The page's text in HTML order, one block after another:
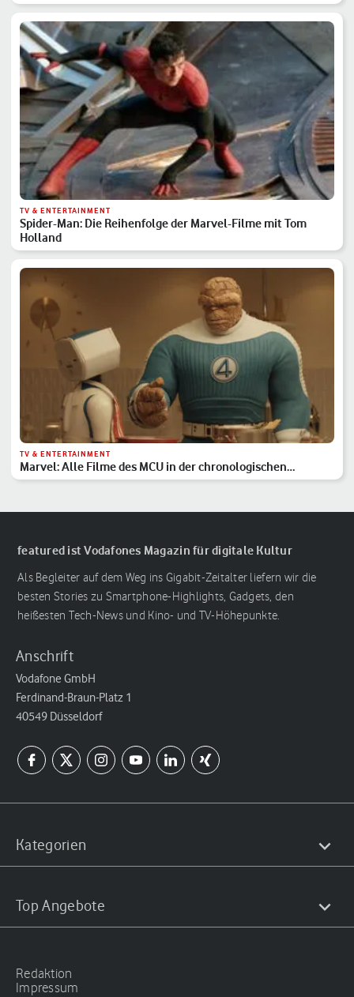
TV & ENTERTAINMENT
Spider-Man: Die Reihenfolge der Marvel-Filme mit Tom
Holland
TV & ENTERTAINMENT
Marvel: Alle Filme des MCU in der chronologischen
Reihenfolge
featured ist Vodafones Magazin für digitale Kultur
Als Begleiter auf dem Weg ins Gigabit-Zeitalter liefern wir die
besten Stories zu Smartphone-Highlights, Gadgets, den
heißesten Tech-News und Kino- und TV-Höhepunkte.
Anschrift
Vodafone GmbH
Ferdinand-Braun-Platz 1
40549 Düsseldorf
Kategorien
Top Angebote
Redaktion
Impressum